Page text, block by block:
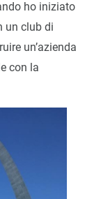
ho iniziato
un club di
un’azienda
con la